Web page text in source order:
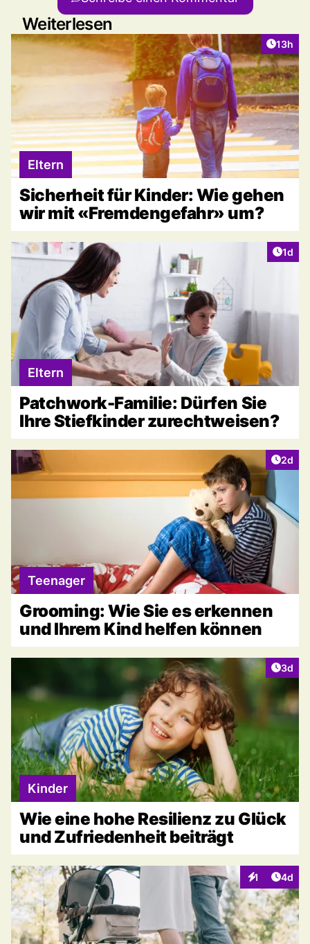
Weiterlesen
Artikel
13h
Eltern
Sicherheit für Kinder: Wie gehen
wir mit «Fremdengefahr» um?
1d
Eltern
Patchwork-Familie: Dürfen Sie
Ihre Stiefkinder zurechtweisen?
2d
Teenager
Grooming: Wie Sie es erkennen
und Ihrem Kind helfen können
3d
Kinder
Wie eine hohe Resilienz zu Glück
und Zufriedenheit beiträgt
1
Interaktionen
4d